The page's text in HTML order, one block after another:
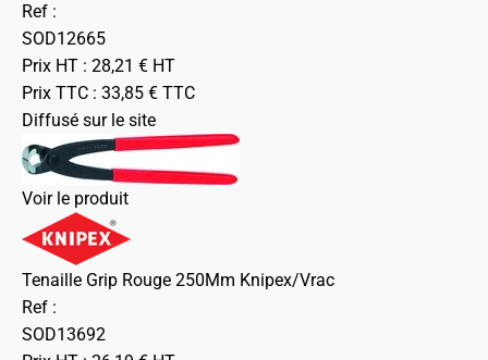
Ref :
SOD12665
Prix HT : 28,21 € HT
Prix TTC : 33,85 € TTC
Diffusé sur le site
Voir le produit
Tenaille Grip Rouge 250Mm Knipex/Vrac
Ref :
SOD13692